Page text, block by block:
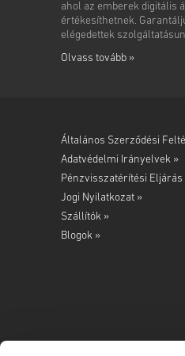
ahol az emberek digitális
értékesíthetnek.
elégedettek
Olvass tovább »
Általános Szerződési
Adatvédelmi Irányelvek »
Pénzvisszatérítési Eljárás
Jogi Nyilatkozat »
Szállítók »
Blogok »